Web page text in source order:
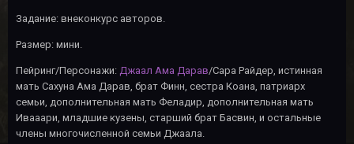
Задание: внеконкурс авторов.
Размер: мини.
Пейринг/Персонажи: Джаал Ама Дарав/Сара Райдер, истинная
мать Сахуна Ама Дарав, брат Финн, сестра Коана, патриарх
семьи, дополнительная мать Феладир, дополнительная мать
Ивааари, младшие кузены, старший брат Басвин, и остальные
члены многочисленной семьи Джаала.